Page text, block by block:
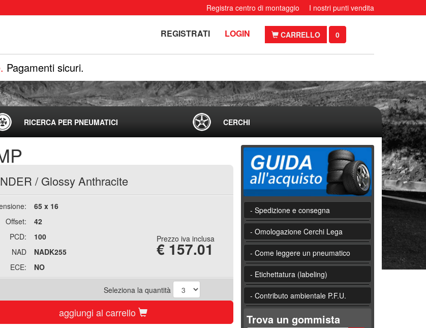
Registra centro di montaggio I nostri punti vendita
REGISTRATI LOGIN CARRELLO 0
Pagamenti sicuri.
RICERCA PER PNEUMATICI CERCHI
/ Glossy Anthracite
65 x 16
Offset:
42
PCD:
100
NAD
NADK255
ECE:
NO
Prezzo iva inclusa
€ 157.01
Seleziona la quantità
aggiungi al carrello
- Spedizione e consegna
- Omologazione Cerchi Lega
- Come leggere un pneumatico
- Etichettatura (labeling)
- Contributo ambientale P.F.U.
Trova un gommista